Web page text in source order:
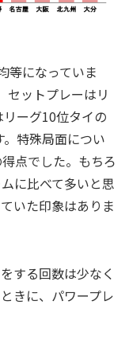
等になっていま
セットプレーはリ
ーグ10位タイの
特殊局面につい
点でした。もちろ
に比べて多いと思
いた印象はありま
する回数は少なく
きに、パワープレ